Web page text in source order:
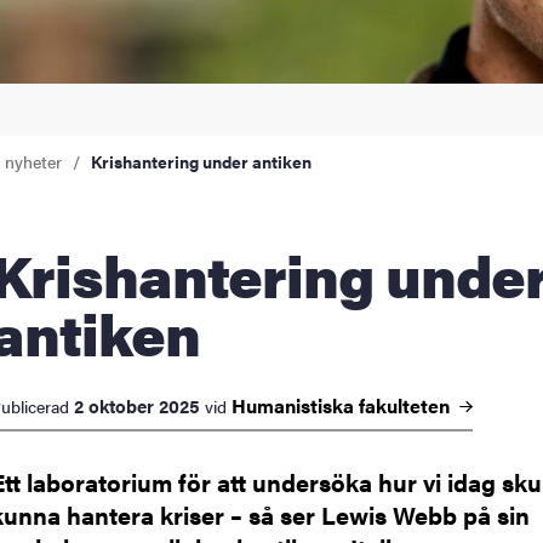
Krishantering under antiken
under
2 oktober 2025 vid Humanistiska fakulteten
laboratorium för att undersöka hur vi idag
hantera kriser – så ser Lewis Webb på sin